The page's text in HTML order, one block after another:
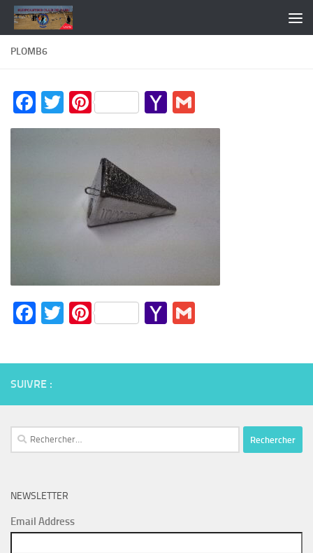
Skip to content
PLOMB6
Facebook
TwitterPinterestYahoo
Mail
Facebook
TwitterPinterestYahoo
SUIVRE :
Rechercher :
NEWSLETTER
Email Address